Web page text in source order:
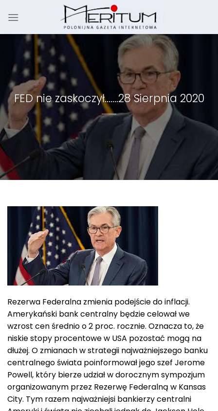
FED nie zaskoczył…….28 Sierpnia 2020
Rezerwa Federalna zmienia podejście do inflacji.
Amerykański bank centralny będzie celował we
wzrost cen średnio o 2 proc. rocznie. Oznacza to, że
niskie stopy procentowe w USA pozostać mogą na
dłużej. O zmianach w strategii najważniejszego banku
centralnego świata poinformował jego szef Jerome
Powell, który bierze udział w dorocznym sympozjum
organizowanym przez Rezerwę Federalną w Kansas
City. Tym razem najważniejsi bankierzy centralni